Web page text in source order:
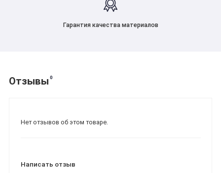
Гарантия качества материалов
Отзывы 0
Нет отзывов об этом товаре.
Написать отзыв